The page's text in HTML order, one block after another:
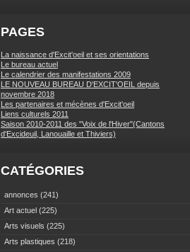
PAGES
La naissance d'Excit'oeil et ses orientations
Le bureau actuel
Le calendrier des manifestations 2009
LE NOUVEAU BUREAU D'EXCIT'OEIL depuis
novembre 2018
Les partenaires et mécènes d'Excit'oeil
Liens culturels 2011
Saison 2010-2011 des "Voix de l'Hiver"(Cantons
d'Excideuil, Lanouaille et Thiviers)
CATÉGORIES
annonces (241)
Art actuel (225)
Arts visuels (225)
Arts plastiques (218)